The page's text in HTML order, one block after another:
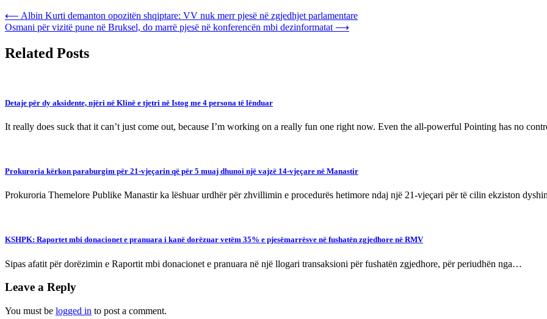
Post
navigation
⟵ Albin Kurti demanton opozitën shqiptare: VV nuk merr pjesë në zgjedhjet parlamentare
Osmani për vizitë pune në Bruksel, do marrë pjesë në konferencën mbi dezinformatat ⟶
Related Posts
Detaje për dy aksidente, njëri në Klinë e tjetri në Istog me 4 persona të lënduar
It really does suck that it can’t just come out, because I’m working on a really fun one right now. Even the all-powerful Pointing has no
Prokuroria kërkon paraburgim për 21-vjeçarin që për 5 muaj dhunoi një vajzë 14-vjeçare në Manastir
Prokuroria Themelore Publike Manastir ka lëshuar urdhër për zhvillimin e procedurës hetimore ndaj një 21-vjeçari për të cilin ekziston
KSHPK: Raportet mbi donacionet e pranuara i kanë dorëzuar vetëm 35% e pjesëmarrësve në fushatën zgjedhore në RMV
Sipas afatit për dorëzimin e Raportit mbi donacionet e pranuara në një llogari transaksioni për fushatën zgjedhore, për periudhën nga…
Leave a Reply
You must be logged in to post a comment.